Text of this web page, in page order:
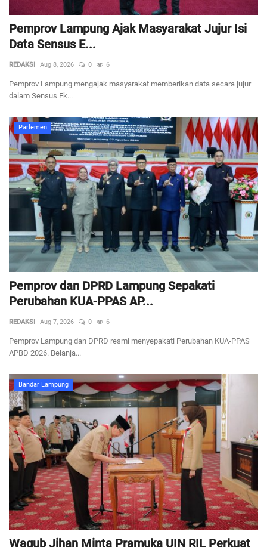
Pemprov Lampung Ajak Masyarakat Jujur Isi
Data Sensus E...
REDAKSI Aug 8, 2026 0 6
Pemprov Lampung mengajak masyarakat memberikan data secara jujur
dalam Sensus Ek...
Parlemen
Pemprov dan DPRD Lampung Sepakati
Perubahan KUA-PPAS AP...
REDAKSI Aug 7, 2026 0 6
Pemprov Lampung dan DPRD resmi menyepakati Perubahan KUA-PPAS
APBD 2026. Belanja...
Bandar Lampung
Wagub Jihan Minta Pramuka UIN RIL Perkuat